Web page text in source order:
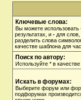
Ключевые слова:
Вы можете использовать
результатах, и - для
разделить слова
качестве шаблона для
Поиск по автору:
Используйте * в
Искать в форумах:
Выберите форум или
подфорумах